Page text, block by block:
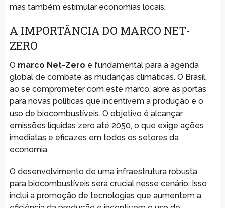
mas também estimular economias locais.
A IMPORTÂNCIA DO MARCO NET-
ZERO
O marco Net-Zero é fundamental para a agenda
global de combate às mudanças climáticas. O Brasil,
ao se comprometer com este marco, abre as portas
para novas políticas que incentivem a produção e o
uso de biocombustíveis. O objetivo é alcançar
emissões líquidas zero até 2050, o que exige ações
imediatas e eficazes em todos os setores da
economia.
O desenvolvimento de uma infraestrutura robusta
para biocombustíveis será crucial nesse cenário. Isso
inclui a promoção de tecnologias que aumentem a